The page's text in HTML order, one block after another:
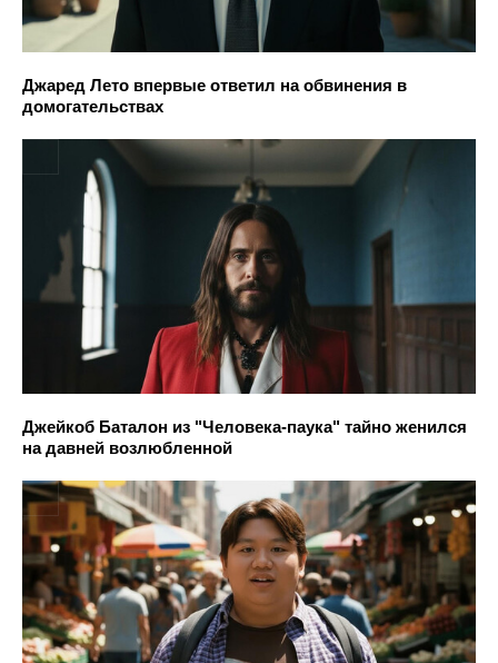
Джаред Лето впервые ответил на обвинения в
домогательствах
Джейкоб Баталон из "Человека-паука" тайно женился
на давней возлюбленной